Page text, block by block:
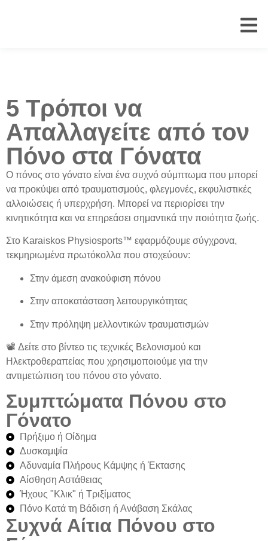
5 Τρόποι να
Απαλλαγείτε από τον
Πόνο στα Γόνατα
Ο πόνος στο γόνατο είναι ένα συχνό σύμπτωμα που μπορεί
να προκύψει από τραυματισμούς, φλεγμονές, εκφυλιστικές
αλλοιώσεις ή υπερχρήση. Μπορεί να περιορίσει την
κινητικότητα και να επηρεάσει σημαντικά την ποιότητα ζωής.
Στο Karaiskos Physiosports™ εφαρμόζουμε σύγχρονα,
τεκμηριωμένα πρωτόκολλα που στοχεύουν:
Στην άμεση ανακούφιση πόνου
Στην αποκατάσταση λειτουργικότητας
Στην πρόληψη μελλοντικών τραυματισμών
📽️ Δείτε στο βίντεο τις τεχνικές Βελονισμού και
Ηλεκτροθεραπείας που χρησιμοποιούμε για την
αντιμετώπιση του πόνου στο γόνατο.
Συμπτώματα Πόνου στο
Γόνατο
Πρήξιμο ή Οίδημα
Δυσκαμψία
Αδυναμία Πλήρους Κάμψης ή Έκτασης
Αίσθηση Αστάθειας
Ήχους "Κλικ" ή Τριξίματος
Πόνο Κατά τη Βάδιση ή Ανάβαση Σκάλας
Συχνά Αίτια Πόνου στο